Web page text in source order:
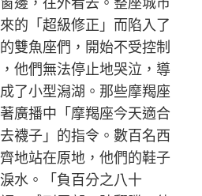
的「超級修正」而陷入了
雙魚座們，開始不受控制
他們無法停止地哭泣，導
了小型潟湖。那些摩羯座
廣播中「摩羯座今天適合
襪子」的指令。數百名西
地站在原地，他們的鞋子
水。「負百分之八十